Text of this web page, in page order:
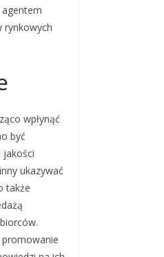
rynkowych
wpłynąć
być
jakości
ukazywać
także